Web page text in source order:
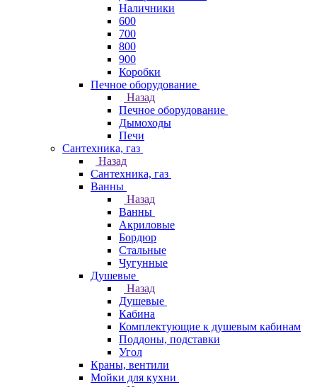
Наличники
600
700
800
900
Коробки
Печное оборудование
Назад
Печное оборудование
Дымоходы
Печи
Сантехника, газ
Назад
Сантехника, газ
Ванны
Назад
Ванны
Акриловые
Бордюр
Стальные
Чугунные
Душевые
Назад
Душевые
Кабина
Комплектующие к душевым кабинам
Поддоны, подставки
Угол
Краны, вентили
Мойки для кухни